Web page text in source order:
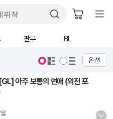
판무 BL
옵션
아주 보통의 연애 (외전 포